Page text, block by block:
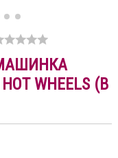
WHEELS (В